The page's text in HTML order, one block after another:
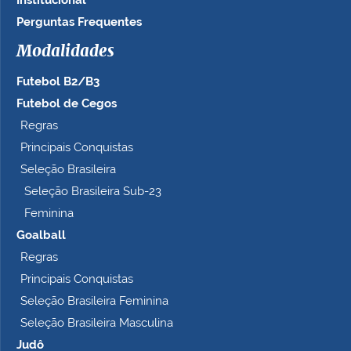
a
n
o
o
m
e
t
Perguntas Frequentes
Modalidades
Futebol B2/B3
Futebol de Cegos
Regras
Principais Conquistas
Seleção Brasileira
Seleção Brasileira Sub-23
Feminina
Goalball
Regras
Principais Conquistas
Seleção Brasileira Feminina
Seleção Brasileira Masculina
Judô